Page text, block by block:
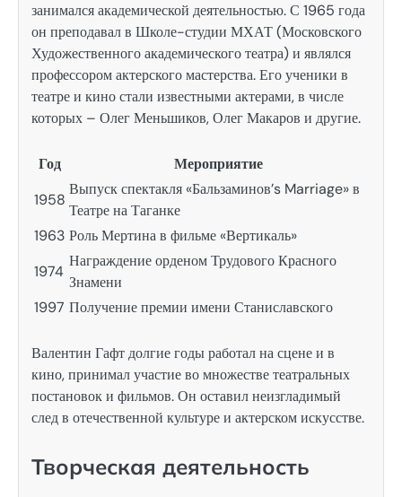
занимался академической деятельностью. С 1965 года
он преподавал в Школе-студии МХАТ (Московского
Художественного академического театра) и являлся
профессором актерского мастерства. Его ученики в
театре и кино стали известными актерами, в числе
которых – Олег Меньшиков, Олег Макаров и другие.
Год
Мероприятие
1958
Выпуск спектакля «Бальзаминов’s Marriage» в
Театре на Таганке
1963 Роль Мертина в фильме «Вертикаль»
1974
Награждение орденом Трудового Красного
Знамени
1997 Получение премии имени Станиславского
Валентин Гафт долгие годы работал на сцене и в
кино, принимал участие во множестве театральных
постановок и фильмов. Он оставил неизгладимый
след в отечественной культуре и актерском искусстве.
Творческая деятельность